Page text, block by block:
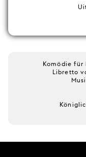
Komödie für
Libretto